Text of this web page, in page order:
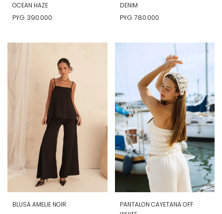
OCEAN HAZE
PYG 390.000
DENIM
PYG 780.000
BLUSA AMELIE NOIR
PANTALON CAYETANA OFF